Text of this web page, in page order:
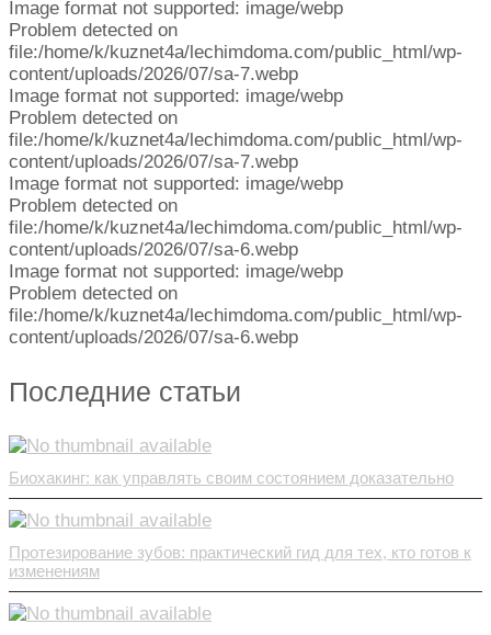
Image format not supported: image/webp
Problem detected on
file:/home/k/kuznet4a/lechimdoma.com/public_html/wp-
content/uploads/2026/07/sa-7.webp
Image format not supported: image/webp
Problem detected on
file:/home/k/kuznet4a/lechimdoma.com/public_html/wp-
content/uploads/2026/07/sa-7.webp
Image format not supported: image/webp
Problem detected on
file:/home/k/kuznet4a/lechimdoma.com/public_html/wp-
content/uploads/2026/07/sa-6.webp
Image format not supported: image/webp
Problem detected on
file:/home/k/kuznet4a/lechimdoma.com/public_html/wp-
content/uploads/2026/07/sa-6.webp
Последние статьи
Биохакинг: как управлять своим состоянием доказательно
Протезирование зубов: практический гид для тех, кто готов к
изменениям